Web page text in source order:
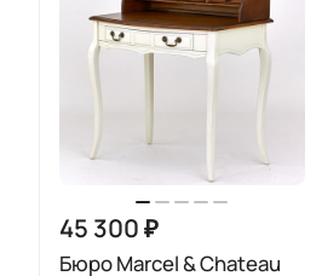
45 300 ₽
Бюро Marcel & Chateau